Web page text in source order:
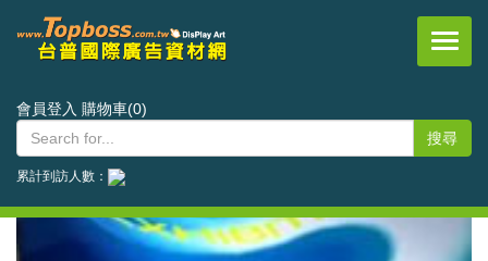
會員登入 購物車(0)
累計到訪人數：